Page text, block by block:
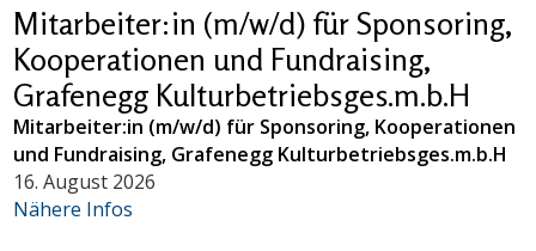
Mitarbeiter:in (m/w/d) für Sponsoring,
Kooperationen und Fundraising,
Grafenegg Kulturbetriebsges.m.b.H
Mitarbeiter:in (m/w/d) für Sponsoring, Kooperationen
und Fundraising, Grafenegg Kulturbetriebsges.m.b.H
16. August 2026
Nähere Infos